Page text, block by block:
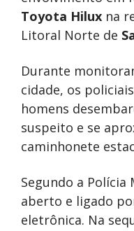
Toyota Hilux na
Litoral Norte de
Durante
cidade, os
homens
suspeito e se
caminhonete
Segundo a
aberto e ligado
eletrônica. Na